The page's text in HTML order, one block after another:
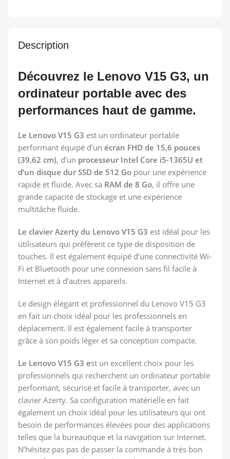
Description
Découvrez le Lenovo V15 G3, un
ordinateur portable avec des
performances haut de gamme.
Le Lenovo V15 G3 est un ordinateur portable
performant équipé d’un écran FHD de 15,6 pouces
(39,62 cm), d’un processeur Intel Core i5-1365U et
d’un disque dur SSD de 512 Go pour une expérience
rapide et fluide. Avec sa RAM de 8 Go, il offre une
grande capacité de stockage et une expérience
multitâche fluide.
Le clavier Azerty du Lenovo V15 G3 est idéal pour les
utilisateurs qui préfèrent ce type de disposition de
touches. Il est également équipé d’une connectivité Wi-
Fi et Bluetooth pour une connexion sans fil facile à
Internet et à d’autres appareils.
Le design élégant et professionnel du Lenovo V15 G3
en fait un choix idéal pour les professionnels en
déplacement. Il est également facile à transporter
grâce à son poids léger et sa conception compacte.
Le Lenovo V15 G3 est un excellent choix pour les
professionnels qui recherchent un ordinateur portable
performant, sécurisé et facile à transporter, avec un
clavier Azerty. Sa configuration matérielle en fait
également un choix idéal pour les utilisateurs qui ont
besoin de performances élevées pour des applications
telles que la bureautique et la navigation sur Internet.
N’hésitez pas pas de passer la commande à très bon